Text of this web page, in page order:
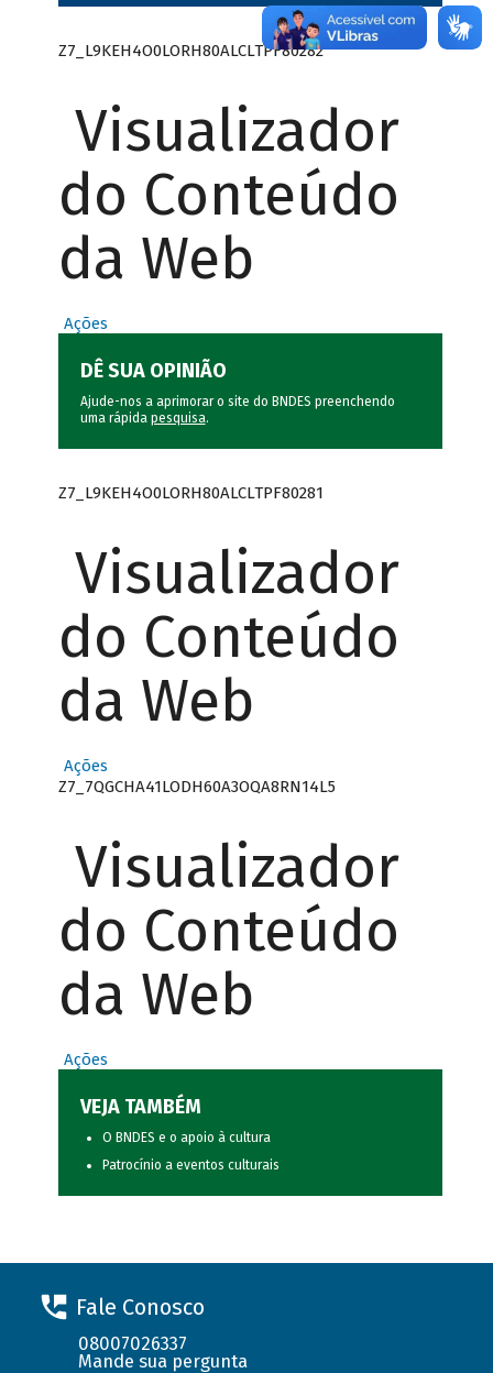
Z7_L9KEH4O0LORH80ALCLTPF80282
Visualizador
do Conteúdo
da Web
Ações
DÊ SUA OPINIÃO
Ajude-nos a aprimorar o site do BNDES preenchendo
uma rápida pesquisa.
Z7_L9KEH4O0LORH80ALCLTPF80281
Visualizador
do Conteúdo
da Web
Ações
Z7_7QGCHA41LODH60A3OQA8RN14L5
Visualizador
do Conteúdo
da Web
Ações
VEJA TAMBÉM
O BNDES e o apoio à cultura
Patrocínio a eventos culturais
Fale Conosco
08007026337
Mande sua pergunta